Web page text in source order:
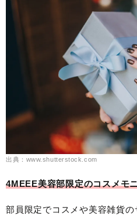
出典：www.shutterstock.com
4MEEE美容部限定のコスメモ
部員限定でコスメや美容雑貨